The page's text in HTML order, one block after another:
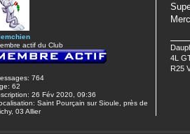
4L
R25
actif du Club
764
62
26 Fév 2020, 09:36
Saint Pourçain sur Sioule, près de
03 Allier